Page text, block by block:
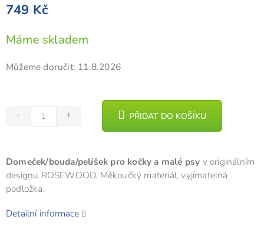
749 Kč
Měrná
cena:
Máme skladem
Můžeme doručit: 11.8.2026
PŘIDAT DO KOŠÍKU
Domeček/bouda/pelíšek pro kočky a malé psy v originálním
designu ROSEWOOD. Měkoučký materiál, vyjímatelná
podložka.
Detailní informace